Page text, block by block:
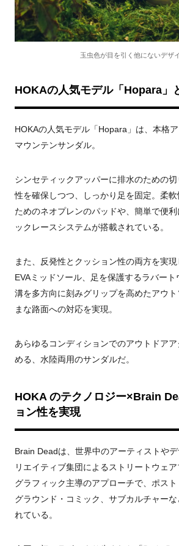
玉虫色が目を引く他にないデザイ
HOKAの人気モデル「Hopara」
HOKAの人気モデル「Hopara」は、本格
マウンテンサンダル。
シンセティックアッパーに排水のための
性を確保しつつ、しっかり足を固定。柔
ためのネオプレンのパッドや、簡単で便
ックレースシステムが搭載されている。
また、反発性とクッション性の両方を実
EVAミッドソール、足を保護するラバー
溝を多方向に刻みグリップを高めたアウ
まな路面への対応を実現。
あらゆるコンディションでのアウトドア
める、水陸両用のサンダルだ。
HOKA のテクノロジー×Brain
ョン性を実現
Brain Deadは、世界中のアーティストや
リエイティブ集団によるストリートウェ
グラフィック主導のアプローチで、ポス
グラウンド・コミック、サブカルチャー
れている。